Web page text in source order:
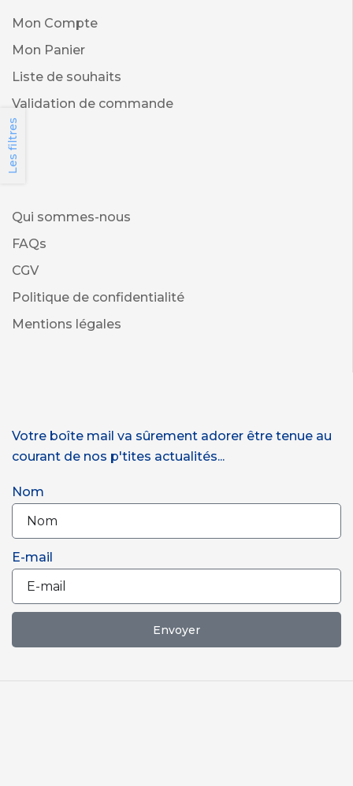
Les filtres
Mon Compte
Mon Panier
Liste de souhaits
Validation de commande
Qui sommes-nous
FAQs
CGV
Politique de confidentialité
Mentions légales
Votre boîte mail va sûrement adorer être tenue au
courant de nos p'tites actualités...
Nom
E-mail
Envoyer